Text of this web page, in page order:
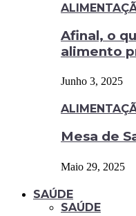
Afinal, o
alimento
Junho 3, 2025
Mesa de
Maio 29, 2025
SAÚDE
SAÚDE